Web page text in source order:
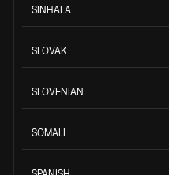
SINHALA
SLOVAK
SLOVENIAN
SOMALI